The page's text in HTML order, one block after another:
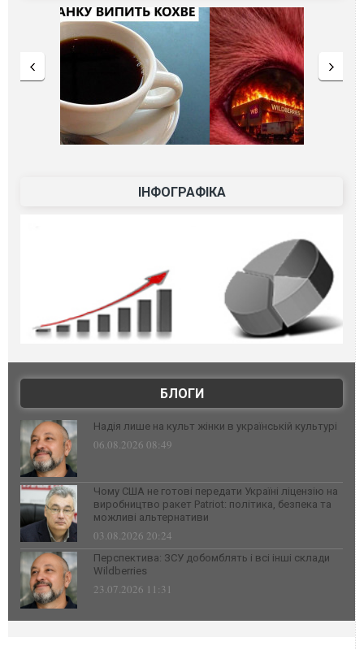
ІНФОГРАФІКА
БЛОГИ
Надія лише на культ жінки в українській культурі
06.08.2026 08:49
Чому США не готові передати Україні ліцензію на
виробництво ракет Patriot: політика, безпека та
можливі альтернативи
03.08.2026 20:24
Перспектива: ЗСУ добомблять і всі інші склади
Wildberries
23.07.2026 11:31